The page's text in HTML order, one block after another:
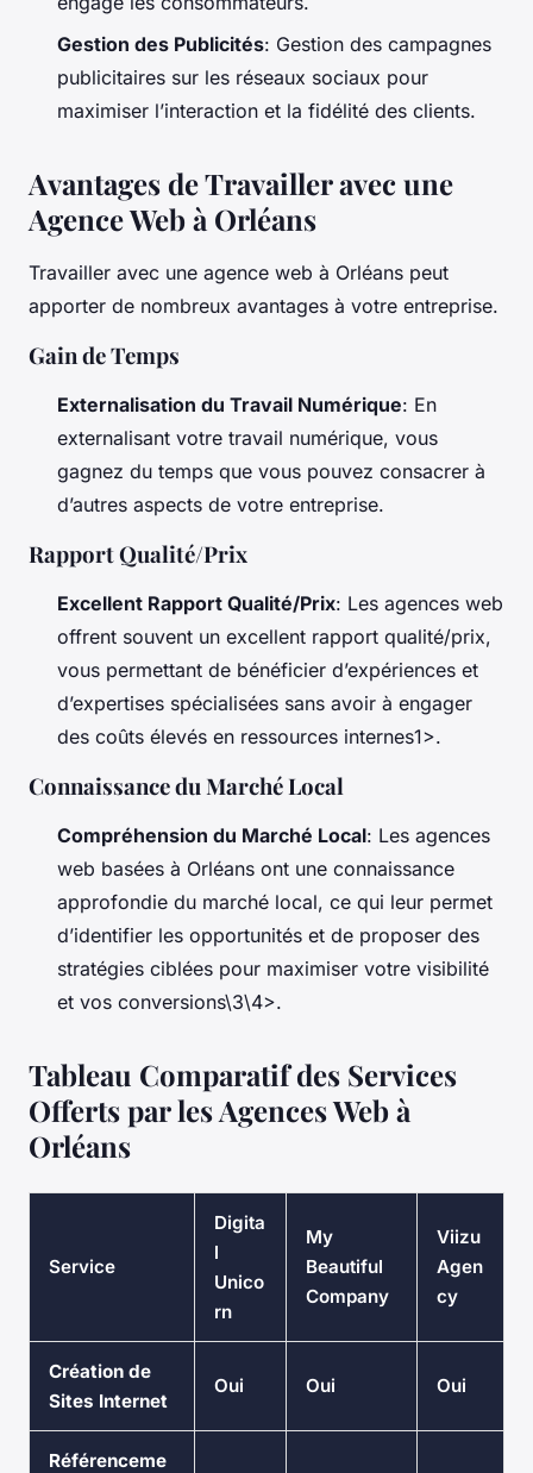
Gestion des Publicités: Gestion des campagnes
publicitaires sur les réseaux sociaux pour
maximiser l’interaction et la fidélité des clients.
Avantages de Travailler avec une
Agence Web à Orléans
Travailler avec une agence web à Orléans peut
apporter de nombreux avantages à votre entreprise.
Gain de Temps
Externalisation du Travail Numérique: En
externalisant votre travail numérique, vous
gagnez du temps que vous pouvez consacrer à
d’autres aspects de votre entreprise.
Rapport Qualité/Prix
Excellent Rapport Qualité/Prix: Les agences web
offrent souvent un excellent rapport qualité/prix,
vous permettant de bénéficier d’expériences et
d’expertises spécialisées sans avoir à engager
des coûts élevés en ressources internes1>.
Connaissance du Marché Local
Compréhension du Marché Local: Les agences
web basées à Orléans ont une connaissance
approfondie du marché local, ce qui leur permet
d’identifier les opportunités et de proposer des
stratégies ciblées pour maximiser votre visibilité
et vos conversions\3\4>.
Tableau Comparatif des Services
Offerts par les Agences Web à
Orléans
Service
Digita
l
Unico
rn
My
Beautiful
Company
Viizu
Agen
cy
Création de
Sites Internet
Oui Oui Oui
Référenceme